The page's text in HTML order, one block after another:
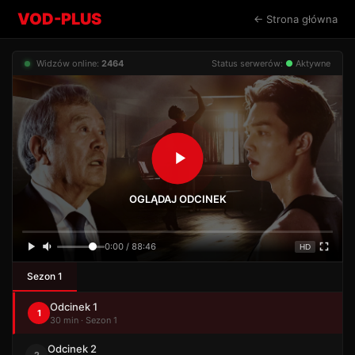
VOD-PLUS ← Strona główna
Widzów online: 2464 Status serwerów: ● Aktywne
OGLĄDAJ ODCINEK
0:00 / 88:46 HD
Sezon 1
1 Odcinek 1
30 min · Sezon 1
Odcinek 2